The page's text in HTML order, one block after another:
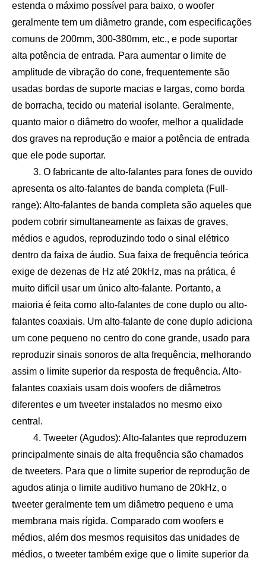
estenda o máximo possível para baixo, o woofer
geralmente tem um diâmetro grande, com especificações
comuns de 200mm, 300-380mm, etc., e pode suportar
alta potência de entrada. Para aumentar o limite de
amplitude de vibração do cone, frequentemente são
usadas bordas de suporte macias e largas, como borda
de borracha, tecido ou material isolante. Geralmente,
quanto maior o diâmetro do woofer, melhor a qualidade
dos graves na reprodução e maior a potência de entrada
que ele pode suportar.
3. O fabricante de alto-falantes para fones de ouvido
apresenta os alto-falantes de banda completa (Full-
range): Alto-falantes de banda completa são aqueles que
podem cobrir simultaneamente as faixas de graves,
médios e agudos, reproduzindo todo o sinal elétrico
dentro da faixa de áudio. Sua faixa de frequência teórica
exige de dezenas de Hz até 20kHz, mas na prática, é
muito difícil usar um único alto-falante. Portanto, a
maioria é feita como alto-falantes de cone duplo ou alto-
falantes coaxiais. Um alto-falante de cone duplo adiciona
um cone pequeno no centro do cone grande, usado para
reproduzir sinais sonoros de alta frequência, melhorando
assim o limite superior da resposta de frequência. Alto-
falantes coaxiais usam dois woofers de diâmetros
diferentes e um tweeter instalados no mesmo eixo
central.
4. Tweeter (Agudos): Alto-falantes que reproduzem
principalmente sinais de alta frequência são chamados
de tweeters. Para que o limite superior de reprodução de
agudos atinja o limite auditivo humano de 20kHz, o
tweeter geralmente tem um diâmetro pequeno e uma
membrana mais rígida. Comparado com woofers e
médios, além dos mesmos requisitos das unidades de
médios, o tweeter também exige que o limite superior da